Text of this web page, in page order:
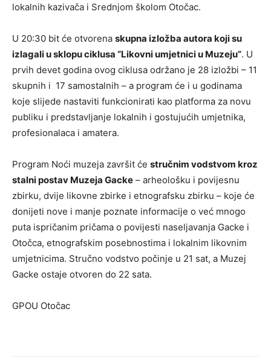
lokalnih kazivača i Srednjom školom Otočac.
U 20:30 bit će otvorena skupna izložba autora koji su
izlagali u sklopu ciklusa “Likovni umjetnici u Muzeju”. U
prvih devet godina ovog ciklusa održano je 28 izložbi – 11
skupnih i 17 samostalnih – a program će i u godinama
koje slijede nastaviti funkcionirati kao platforma za novu
publiku i predstavljanje lokalnih i gostujućih umjetnika,
profesionalaca i amatera.
Program Noći muzeja završit će stručnim vodstvom kroz
stalni postav Muzeja Gacke – arheološku i povijesnu
zbirku, dvije likovne zbirke i etnografsku zbirku – koje će
donijeti nove i manje poznate informacije o već mnogo
puta ispričanim pričama o povijesti naseljavanja Gacke i
Otočca, etnografskim posebnostima i lokalnim likovnim
umjetnicima. Stručno vodstvo počinje u 21 sat, a Muzej
Gacke ostaje otvoren do 22 sata.
GPOU Otočac